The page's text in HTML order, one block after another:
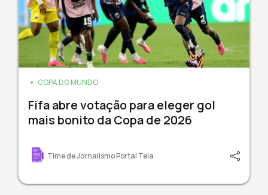
COPA DO MUNDO
Fifa abre votação para eleger gol
mais bonito da Copa de 2026
Time de Jornalismo Portal Tela